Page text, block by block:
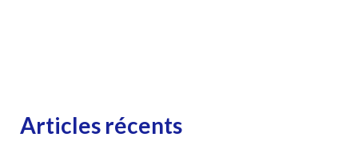
Articles récents